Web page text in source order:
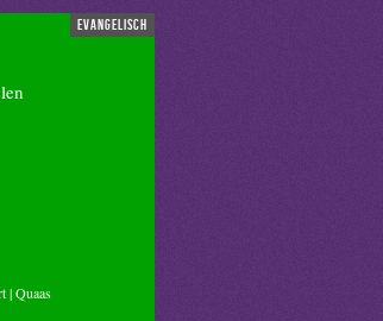
evangelisch
| Quaas